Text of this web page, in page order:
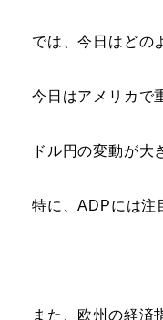
では、今日はどの
今日はアメリカで
ドル円の変動が大
特に、ADPには注
また、欧州の経済